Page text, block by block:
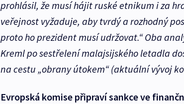
prohlásil, že musí hájit ruské etnikum i za
veřejnost vyžaduje, aby tvrdý a rozhodný
proto ho prezident musí udržovat.“ Oba
Kreml po sestřelení malajsijského letadla
na cestu „obrany útokem“ (aktuální vývoj
Evropská komise připraví sankce ve